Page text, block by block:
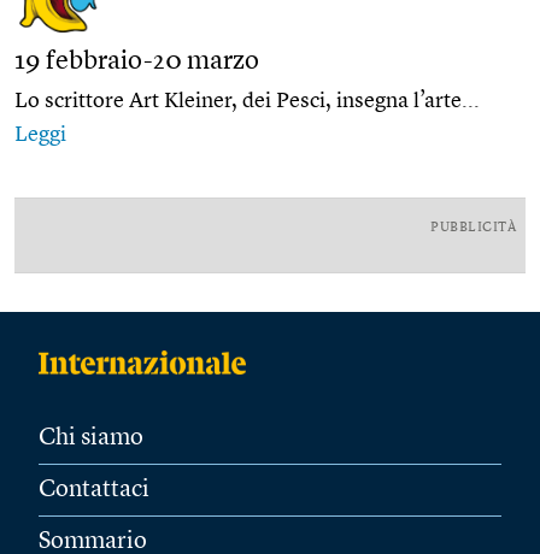
19 febbraio-20 marzo
Lo scrittore Art Kleiner, dei Pesci, insegna l’arte...
Leggi
PUBBLICITÀ
Chi siamo
Contattaci
Sommario